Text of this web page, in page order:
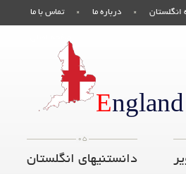
تماس با ما درباره ما انگلستان
England
05
دانستنیهای انگلستان